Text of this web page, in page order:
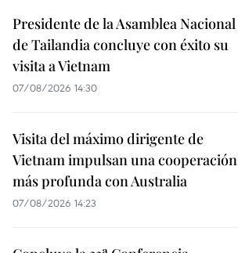
Presidente de la Asamblea Nacional
de Tailandia concluye con éxito su
visita a Vietnam
07/08/2026 14:30
Visita del máximo dirigente de
Vietnam impulsan una cooperación
más profunda con Australia
07/08/2026 14:23